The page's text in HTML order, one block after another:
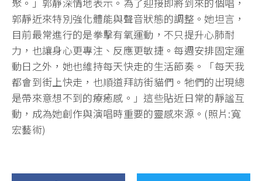
郭靜近來特別強化體能與聲音狀態的調整。她坦言，
目前最常進行的是拳擊有氧運動，不只提升心肺耐
力，也讓身心更專注、反應更敏捷。每週安排固定運
動日之外，她也維持每天快走的生活節奏。「每天我
都會到街上快走，也順道拜訪街貓們。牠們的出現總
是帶來意想不到的療癒感。」這些貼近日常的靜謐互
動，成為她創作與演唱時重要的靈感來源。(照片:寬
宏藝術)